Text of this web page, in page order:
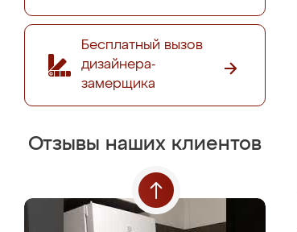
Бесплатный вызов
дизайнера-
замерщика
Отзывы наших клиентов